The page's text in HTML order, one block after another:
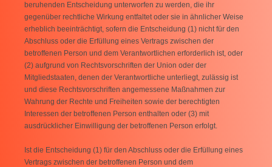
beruhenden Entscheidung unterworfen zu werden, die ihr
gegenüber rechtliche Wirkung entfaltet oder sie in ähnlicher Weise
erheblich beeinträchtigt, sofern die Entscheidung (1) nicht für den
Abschluss oder die Erfüllung eines Vertrags zwischen der
betroffenen Person und dem Verantwortlichen erforderlich ist, oder
(2) aufgrund von Rechtsvorschriften der Union oder der
Mitgliedstaaten, denen der Verantwortliche unterliegt, zulässig ist
und diese Rechtsvorschriften angemessene Maßnahmen zur
Wahrung der Rechte und Freiheiten sowie der berechtigten
Interessen der betroffenen Person enthalten oder (3) mit
ausdrücklicher Einwilligung der betroffenen Person erfolgt.
Ist die Entscheidung (1) für den Abschluss oder die Erfüllung eines
Vertrags zwischen der betroffenen Person und dem